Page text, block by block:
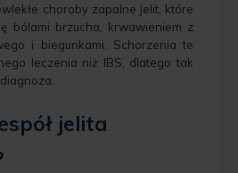
choroby zapalne jelit, które
bólami brzucha, krwawieniem z
i biegunkami. Schorzenia te
leczenia niż IBS, dlatego tak
jelita